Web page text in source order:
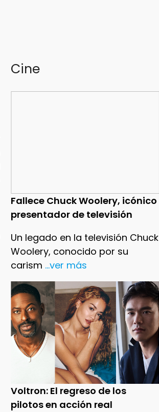
Cine
Fallece Chuck Woolery, icónico
presentador de televisión
Un legado en la televisión Chuck
Woolery, conocido por su
carism ...ver más
Voltron: El regreso de los
pilotos en acción real